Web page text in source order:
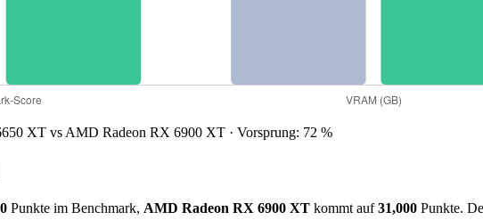
XT vs AMD Radeon RX 6900 XT · Vorsprung: 72 %
Punkte im Benchmark, AMD Radeon RX 6900 XT kommt auf31,000 Punkte.